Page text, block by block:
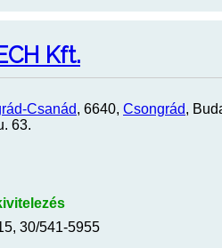
Kft.
Csanád, 6640, Csongrád,
63.
30/541-5955